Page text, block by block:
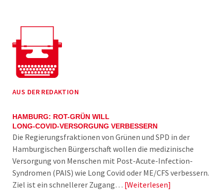
AUS DER REDAKTION
HAMBURG: ROT-GRÜN WILL
LONG-COVID-VERSORGUNG VERBESSERN
Die Regierungsfraktionen von Grünen und SPD in der
Hamburgischen Bürgerschaft wollen die medizinische
Versorgung von Menschen mit Post-Acute-Infection-
Syndromen (PAIS) wie Long Covid oder ME/CFS verbessern.
Ziel ist ein schnellerer Zugang… Weiterlesen